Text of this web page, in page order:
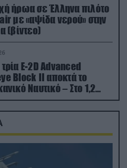
ήρωα σε Έλληνα πιλότο
με «αψίδα νερού» στην
(βίντεο)
E-2D Advanced
Block II αποκτά το
Ναυτικό – Στο 1,2
το κόστος